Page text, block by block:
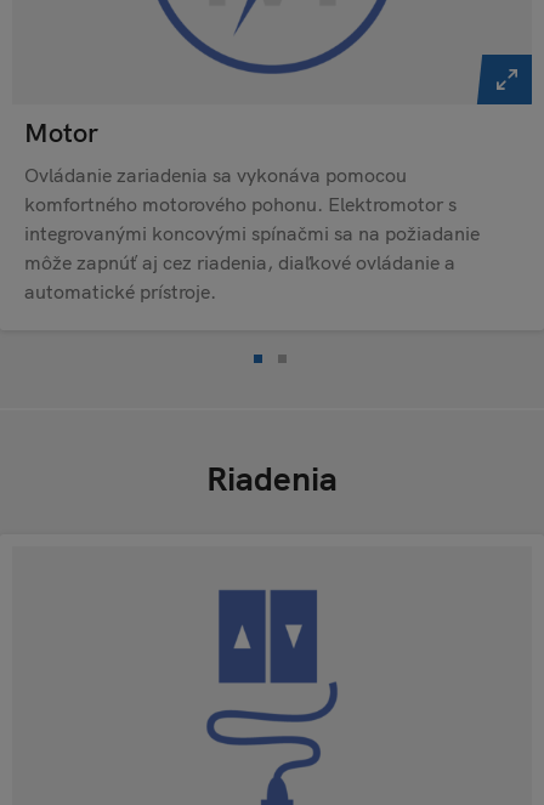
Motor
Ovládanie zariadenia sa vykonáva pomocou
komfortného motorového pohonu. Elektromotor s
integrovanými koncovými spínačmi sa na požiadanie
môže zapnúť aj cez riadenia, diaľkové ovládanie a
automatické prístroje.
Riadenia